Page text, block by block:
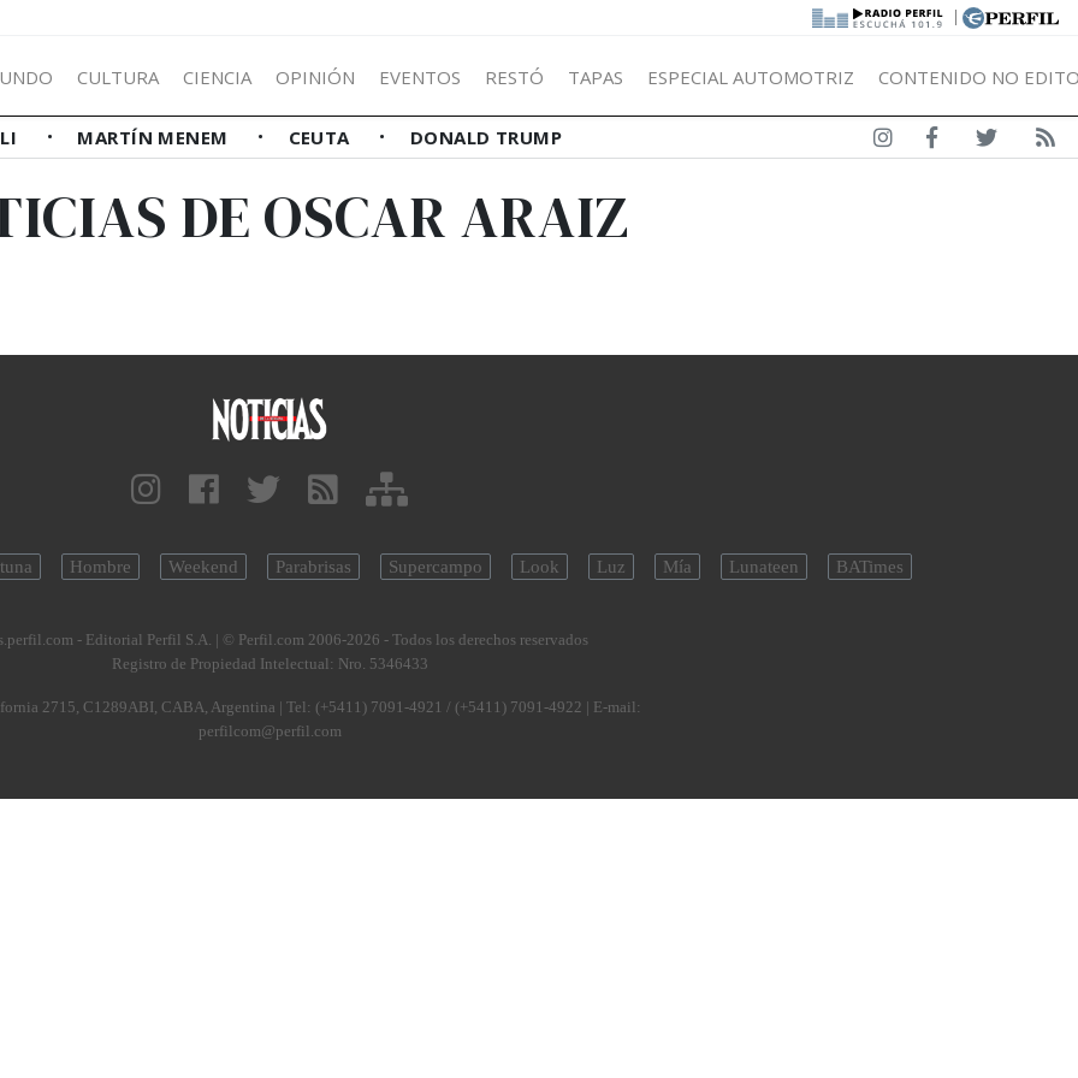
|
CULTURA CIENCIA OPINIÓN EVENTOS RESTÓ TAPAS ESPECIAL AUTOMOTRIZ CONTENIDO NO
MARTÍN MENEM CEUTA DONALD TRUMP
DE OSCAR ARAIZ
Hombre Weekend Parabrisas Supercampo Look Luz Mía Lunateen BATimes
- Editorial Perfil S.A. | © Perfil.com 2006-2026 - Todos los derechos reservados
Registro de Propiedad Intelectual: Nro. 5346433
2715, C1289ABI, CABA, Argentina | Tel: (+5411) 7091-4921 / (+5411) 7091-4922 | E-mail:
perfilcom@perfil.com